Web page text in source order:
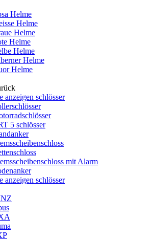
Helme
Helme
Helme
Helme
Helme
Helme
Helme
anzeigen schlösser
5 schlösser
mit Alarm
anzeigen schlösser